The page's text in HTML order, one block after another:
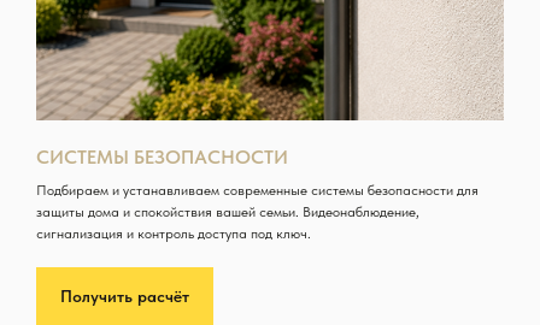
СИСТЕМЫ БЕЗОПАСНОСТИ
Подбираем и устанавливаем современные системы безопасности для
защиты дома и спокойствия вашей семьи. Видеонаблюдение,
сигнализация и контроль доступа под ключ.
Получить расчёт